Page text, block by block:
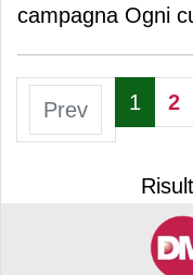
campagna Ogni
Prev 1 2